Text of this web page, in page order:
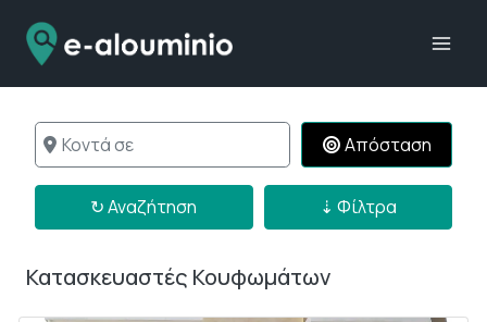
content
Κοντά σε Απόσταση
↻ Αναζήτηση ⇣ Φίλτρα
Κατασκευαστές Κουφωμάτων